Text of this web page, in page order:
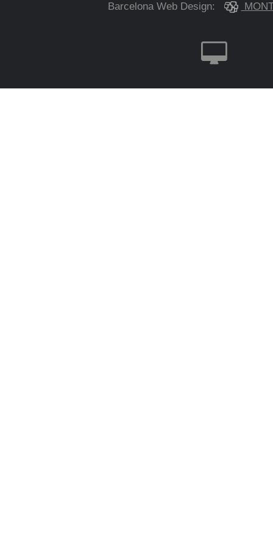
Barcelona Web Design: